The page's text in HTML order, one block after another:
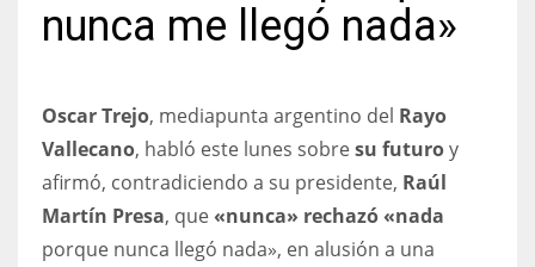
NYJ
3
nunca me llegó nada»
Oscar Trejo, mediapunta argentino del Rayo
Vallecano, habló este lunes sobresu futuroy
afirmó, contradiciendo a su presidente, Raúl
Martín Presa, que«nunca» rechazó «nada
porque nunca llegó nada», en alusión a una